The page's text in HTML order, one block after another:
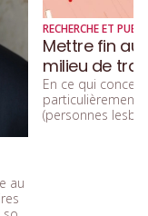
au
RECHERCHE ET
Mettre fin au
milieu de
En ce qui
particulièrement
(personnes